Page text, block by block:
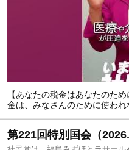
【あなたの税金はあなたのた
金は、みなさんのために使わ
第221回特別国会（